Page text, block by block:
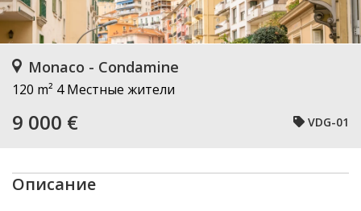
Monaco - Condamine
120 m² 4 Местные жители
9 000 € VDG-01
Описание